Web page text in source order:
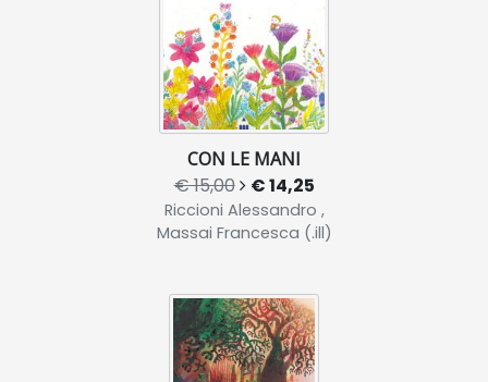
CON LE MANI
€ 15,00 € 14,25
Riccioni Alessandro ,
Massai Francesca (.ill)